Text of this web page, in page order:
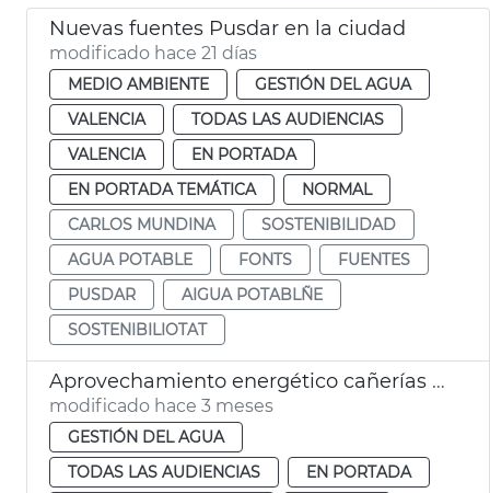
Nuevas fuentes Pusdar en la ciudad
modificado hace 21 días
MEDIO AMBIENTE
GESTIÓN DEL AGUA
VALENCIA
TODAS LAS AUDIENCIAS
VALENCIA
EN PORTADA
EN PORTADA TEMÁTICA
NORMAL
CARLOS MUNDINA
SOSTENIBILIDAD
AGUA POTABLE
FONTS
FUENTES
PUSDAR
AIGUA POTABLÑE
SOSTENIBILIOTAT
Aprovechamiento energético cañerías agua València
modificado hace 3 meses
GESTIÓN DEL AGUA
TODAS LAS AUDIENCIAS
EN PORTADA